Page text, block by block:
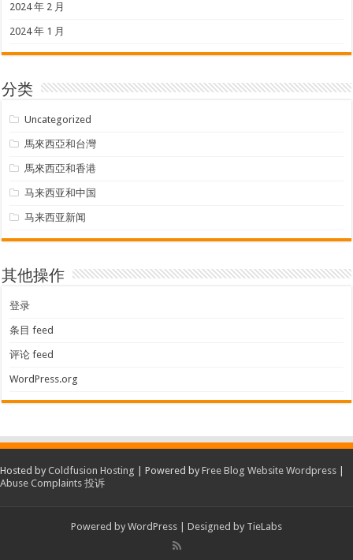
2024 年 2 月
2024 年 1 月
分类
Uncategorized
馬來西亞和台灣
馬來西亞和香港
马来西亚和中国
马来西亚新闻
其他操作
登录
条目 feed
评论 feed
WordPress.org
Hosted by Coldfusion Hosting | Powered by Free Blog Website Wordpress
Abuse Complaints 投诉
Powered by WordPress | Designed by TieLabs